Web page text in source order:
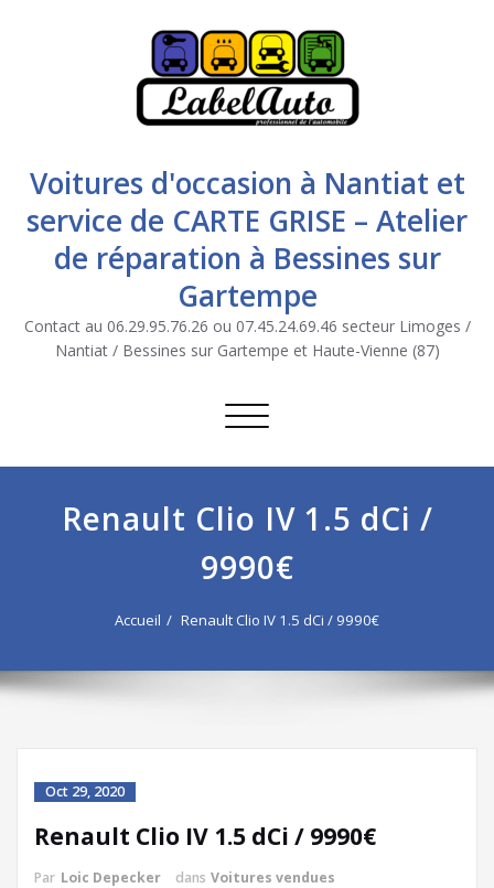
Voitures d'occasion à Nantiat et
service de CARTE GRISE – Atelier
de réparation à Bessines sur
Gartempe
Contact au 06.29.95.76.26 ou 07.45.24.69.46 secteur Limoges /
Nantiat / Bessines sur Gartempe et Haute-Vienne (87)
Afficher/masquer la navigation
Renault Clio IV 1.5 dCi /
9990€
Accueil Renault Clio IV 1.5 dCi / 9990€
Oct 29, 2020
Renault Clio IV 1.5 dCi / 9990€
Par Loic Depecker dans Voitures vendues